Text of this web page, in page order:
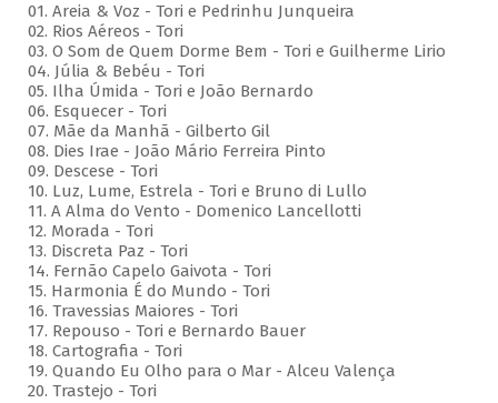
01. Areia & Voz - Tori e Pedrinhu Junqueira
02. ⁠Rios Aéreos - Tori
03. O Som de Quem Dorme Bem - Tori e Guilherme Lirio
04. Júlia & Bebéu - Tori
05. Ilha Úmida - Tori e João Bernardo
06. Esquecer - Tori
07. Mãe da Manhã - Gilberto Gil
08. Dies Irae - João Mário Ferreira Pinto
09. Descese - Tori
10. Luz, Lume, Estrela - Tori e Bruno di Lullo
11. A Alma do Vento - Domenico Lancellotti
12. Morada - Tori
13. Discreta Paz - Tori
14. Fernão Capelo Gaivota - Tori
15. Harmonia É do Mundo - Tori
16. Travessias Maiores - Tori
17. Repouso - Tori e Bernardo Bauer
⁠18. Cartografia - Tori
19. Quando Eu Olho para o Mar - Alceu Valença
20. Trastejo - Tori